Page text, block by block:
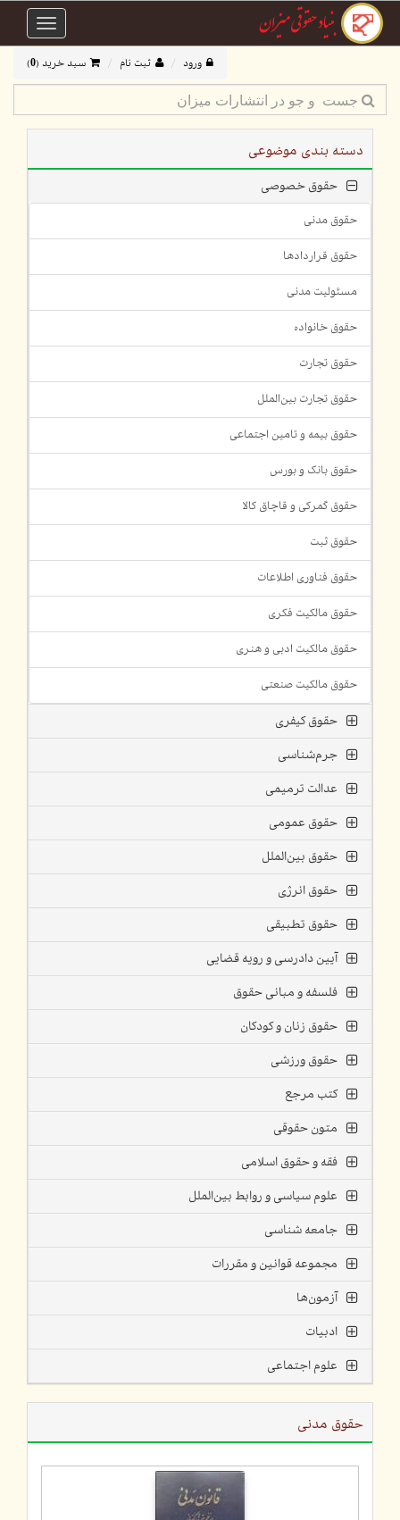
Toggle
ورود ثبت نام سبد خرید (0
)
دسته بندی موضوعی
حقوق خصوصی
حقوق مدنی
حقوق قراردادها
مسئولیت مدنی
حقوق خانواده
حقوق تجارت
حقوق تجارت بین‌الملل
حقوق بیمه و تامین اجتماعی
حقوق بانک و بورس
حقوق گمرکی و قاچاق کالا
حقوق ثبت
حقوق فناوری اطلاعات
حقوق مالکیت فکری
حقوق مالکیت ادبی و هنری
حقوق مالکیت صنعتی
حقوق کیفری
جرم‌شناسی
عدالت ترمیمی
حقوق عمومی
حقوق بین‌الملل
حقوق انرژی
حقوق تطبیقی
آیین دادرسی و رویه قضایی
فلسفه و مبانی حقوق
حقوق زنان و کودکان
حقوق ورزشی
کتب مرجع
متون حقوقی
فقه و حقوق اسلامی
علوم سیاسی و روابط بین‌الملل
جامعه شناسی
مجموعه قوانین و مقررات
آزمون‌ها
ادبیات
علوم اجتماعی
حقوق مدنی